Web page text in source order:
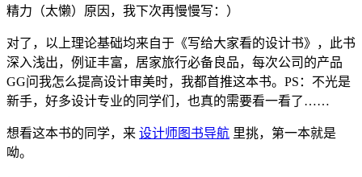
精力（太懒）原因，我下次再慢慢写：）
对了，以上理论基础均来自于《写给大家看的设计书》，此书
深入浅出，例证丰富，居家旅行必备良品，每次公司的产品
GG问我怎么提高设计审美时，我都首推这本书。PS：不光是
新手，好多设计专业的同学们，也真的需要看一看了……
想看这本书的同学，来 设计师图书导航 里挑，第一本就是
呦。